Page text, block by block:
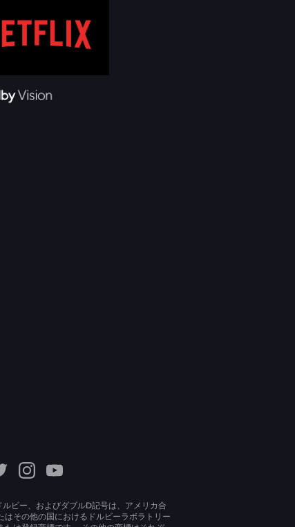
ルビー、およびダブルD記号は、アメリカ合
はその他の国におけるドルビーラボラトリー